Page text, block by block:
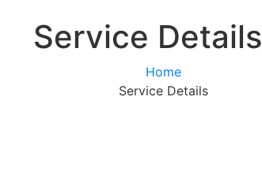
Service Details
Home
Service Details